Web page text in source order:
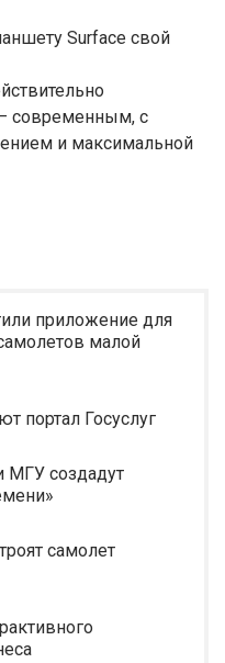
Surface свой
современным, с
и максимальной
приложение для
малой
портал Госуслуг
создадут
самолет